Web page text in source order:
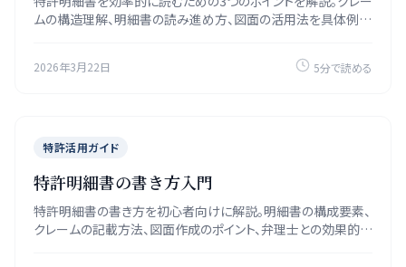
ムの構造理解、明細書の読み進め方、図面の活用法を具体例と
2026年3月22日 5分で読める
特許活用ガイド
特許明細書の書き方入門
特許明細書の書き方を初心者向けに解説。明細書の構成要素、
クレームの記載方法、図面作成のポイント、弁理士との効果的な